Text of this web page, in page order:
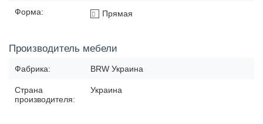
Форма: Прямая
Производитель мебели
Фабрика: BRW Украина
Страна
производителя:
Украина